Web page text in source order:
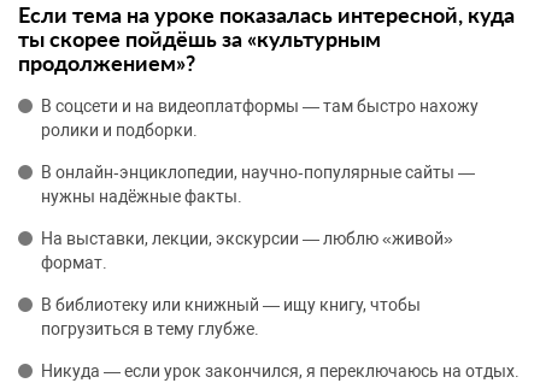
Если тема на уроке показалась интересной, куда
ты скорее пойдёшь за «культурным
продолжением»?
В соцсети и на видеоплатформы — там быстро нахожу
ролики и подборки.
В онлайн‑энциклопедии, научно‑популярные сайты —
нужны надёжные факты.
На выставки, лекции, экскурсии — люблю «живой»
формат.
В библиотеку или книжный — ищу книгу, чтобы
погрузиться в тему глубже.
Никуда — если урок закончился, я переключаюсь на отдых.